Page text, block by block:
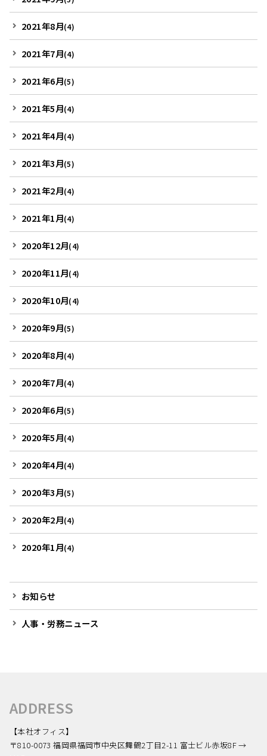
2021年8月(4)
2021年7月(4)
2021年6月(5)
2021年5月(4)
2021年4月(4)
2021年3月(5)
2021年2月(4)
2021年1月(4)
2020年12月(4)
2020年11月(4)
2020年10月(4)
2020年9月(5)
2020年8月(4)
2020年7月(4)
2020年6月(5)
2020年5月(4)
2020年4月(4)
2020年3月(5)
2020年2月(4)
2020年1月(4)
お知らせ
人事・労務ニュース
ADDRESS
【本社オフィス】
〒810-0073 福岡県福岡市中央区舞鶴2丁目2-11 富士ビル赤坂8F →